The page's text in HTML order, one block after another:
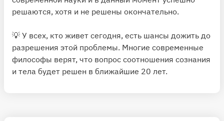
решаются, хотя и не решены окончательно.
💡 У всех, кто живет сегодня, есть шансы дожить до
разрешения этой проблемы. Многие современные
философы верят, что вопрос соотношения сознания
и тела будет решен в ближайшие 20 лет.